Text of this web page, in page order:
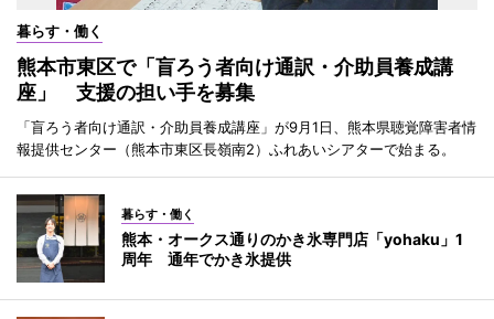
暮らす・働く
熊本市東区で「盲ろう者向け通訳・介助員養成講
座」 支援の担い手を募集
「盲ろう者向け通訳・介助員養成講座」が9月1日、熊本県聴覚障害者情
報提供センター（熊本市東区長嶺南2）ふれあいシアターで始まる。
暮らす・働く
熊本・オークス通りのかき氷専門店「yohaku」1
周年 通年でかき氷提供